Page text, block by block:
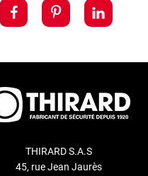
THIRARD S.A.S
45, rue Jean Jaurès